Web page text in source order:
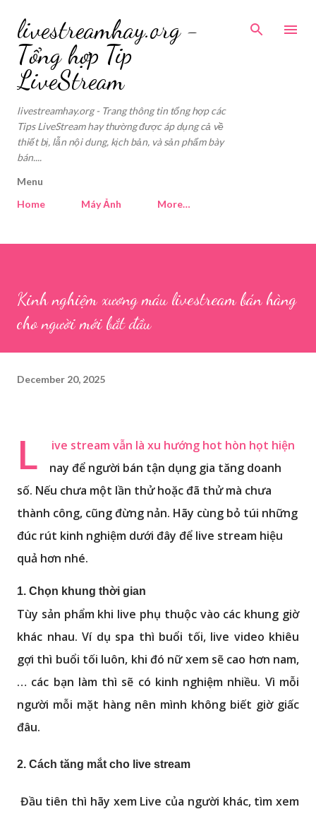
Skip to main content
livestreamhay.org -
Tổng hợp Tip
LiveStream
livestreamhay.org - Trang thông tin tổng hợp các
Tips LiveStream hay thường được áp dụng cả về
thiết bị, lẫn nội dung, kịch bản, và sản phẩm bày
bán....
Menu
Home
Máy Ảnh More…
Kinh nghiệm xương máu livestream bán hàng
cho người mới bắt đầu
December 20, 2025
L
ive stream vẫn là xu hướng hot hòn họt hiện
nay để người bán tận dụng gia tăng doanh
số. Nếu chưa một lần thử hoặc đã thử mà chưa
thành công, cũng đừng nản. Hãy cùng bỏ túi những
đúc rút kinh nghiệm dưới đây để live stream hiệu
quả hơn nhé.
1. Chọn khung thời gian
Tùy sản phẩm khi live phụ thuộc vào các khung giờ
khác nhau. Ví dụ spa thì buổi tối, live video khiêu
gợi thì buổi tối luôn, khi đó nữ xem sẽ cao hơn nam,
… các bạn làm thì sẽ có kinh nghiệm nhiều. Vì mỗi
người mỗi mặt hàng nên mình không biết giờ giấc
đâu.
2. Cách tăng mắt cho live stream
Đầu tiên thì hãy xem Live của người khác, tìm xem